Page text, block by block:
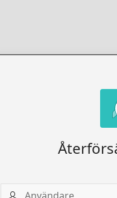
Användare